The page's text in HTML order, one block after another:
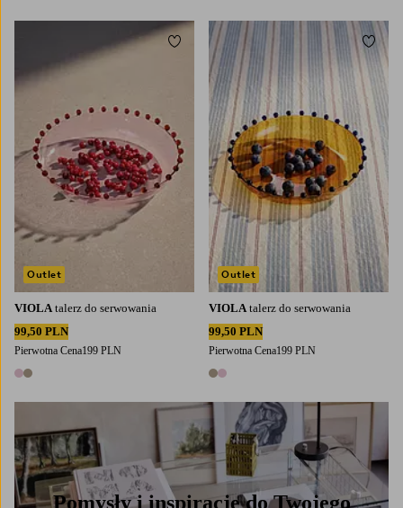
VIOLA talerz do serwowania
99,50 PLN
Pierwotna Cena199 PLN
2 kolory
Outlet
Dodaj do ulubionych
VIOLA talerz do serwowania
99,50 PLN
Pierwotna Cena199 PLN
2 kolory
Outlet
Pomysły i inspiracje do Twojego